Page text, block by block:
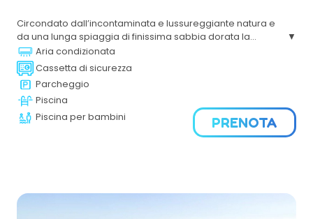
Circondato dall’incontaminata e lussureggiante natura e
da una lunga spiaggia di finissima sabbia dorata la
struttura, con la sua architettura dai caldi colori, linee
morbide e gli arredi in tipico stile lucano, si inserisce con
eleganza nel suggestivo contesto ambientale.
Aria condizionata
Cassetta di sicurezza
Parcheggio
Piscina
Piscina per bambini
PRENOTA